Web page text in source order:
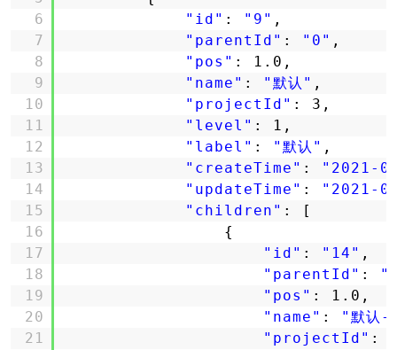
6
7
8
9
10
11
12
13
14
15
16
17
18
19
20
21
"id" : "9" ,
"parentId" : "0" ,
"pos" : 1.0,
"name" : "默认" ,
"projectId" : 3,
"level" : 1,
"label" : "默认" ,
"createTime" :
"2021-
"updateTime" :
"2021-
"children" : [
{
"id" : "14" ,
"parentId" :
"pos" : 1.0,
"name" :
"默认-
"projectId" :